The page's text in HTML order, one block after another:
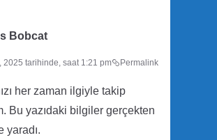
Bobcat
2025 tarihinde, saat 1:21 pm Permalink
her zaman ilgiyle takip
Bu yazıdaki bilgiler gerçekten
yaradı.